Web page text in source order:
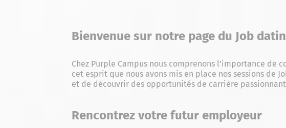
Bienvenue sur notre page du Job
Chez Purple Campus nous comprenons l’importance
cet esprit que nous avons mis en place nos sessions de
et de découvrir des opportunités de carrière
Rencontrez votre futur employeur